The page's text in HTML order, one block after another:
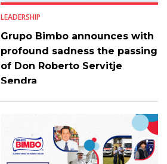
LEADERSHIP
Grupo Bimbo announces with
profound sadness the passing
of Don Roberto Servitje
Sendra